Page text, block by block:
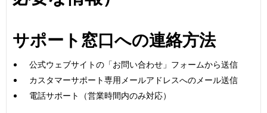
サポート窓口への連絡方法
公式ウェブサイトの「お問い合わせ」フォームから送信
カスタマーサポート専用メールアドレスへのメール送信
電話サポート（営業時間内のみ対応）